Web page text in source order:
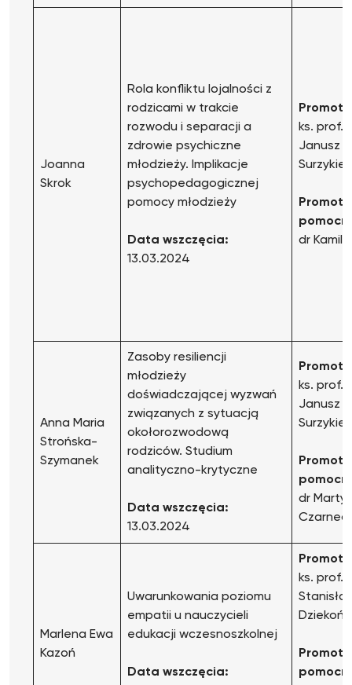
Joanna
Skrok
Rola konfliktu lojalności z
rodzicami w trakcie
rozwodu i separacji a
zdrowie psychiczne
młodzieży. Implikacje
psychopedagogicznej
pomocy młodzieży
Data wszczęcia:
13.03.2024
ks. prof.
Janusz
dr Kamil
Anna Maria
Strońska-
Szymanek
Zasoby resiliencji
młodzieży
doświadczającej wyzwań
związanych z sytuacją
okołorozwodową
rodziców. Studium
analityczno-krytyczne
Data wszczęcia:
13.03.2024
ks. prof.
Janusz
dr
Marlena Ewa
Kazoń
Uwarunkowania poziomu
empatii u nauczycieli
edukacji wczesnoszkolnej
Data wszczęcia:
ks. prof.